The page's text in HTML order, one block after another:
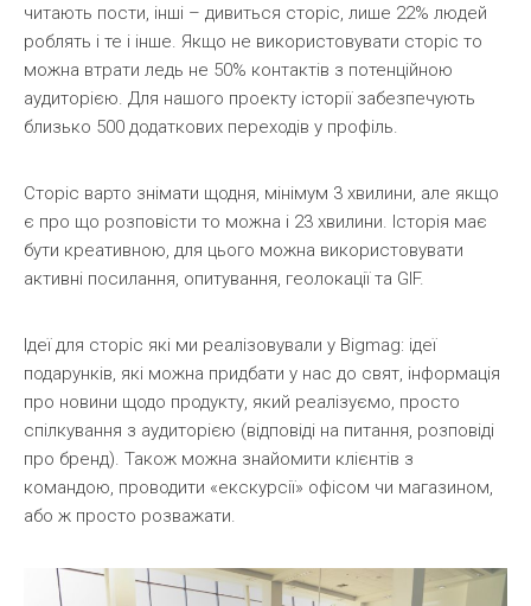
читають пости, інші – дивиться сторіс, лише 22% людей
роблять і те і інше. Якщо не використовувати сторіс то
можна втрати ледь не 50% контактів з потенційною
аудиторією. Для нашого проекту історії забезпечують
близько 500 додаткових переходів у профіль.
Сторіс варто знімати щодня, мінімум 3 хвилини, але якщо
є про що розповісти то можна і 23 хвилини. Історія має
бути креативною, для цього можна використовувати
активні посилання, опитування, геолокації та GIF.
Ідеї для сторіс які ми реалізовували у Bigmag: ідеї
подарунків, які можна придбати у нас до свят, інформація
про новини щодо продукту, який реалізуємо, просто
спілкування з аудиторією (відповіді на питання, розповіді
про бренд). Також можна знайомити клієнтів з
командою, проводити «екскурсії» офісом чи магазином,
або ж просто розважати.